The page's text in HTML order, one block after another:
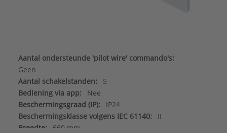
Aantal ondersteunde 'pilot wire' commando's:
Geen
Aantal schakelstanden:
5
Bediening via app:
Nee
Beschermingsgraad (IP):
IP24
Beschermingsklasse volgens IEC 61140:
II
Breedte:
660 mm